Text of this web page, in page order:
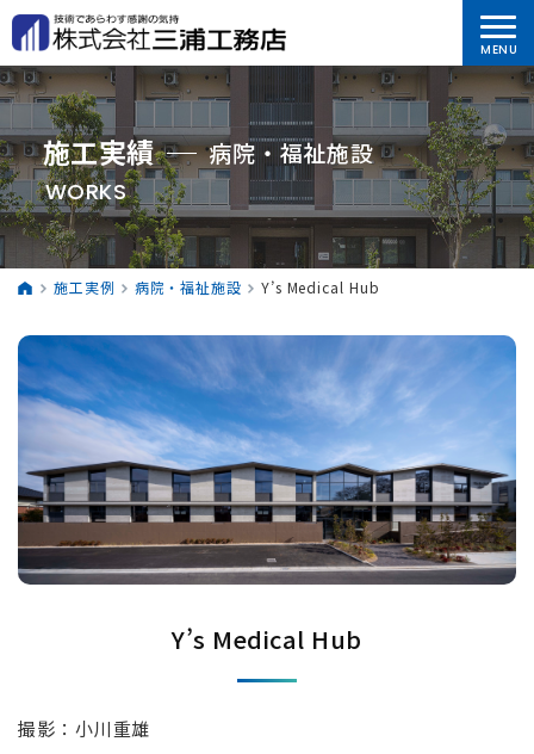
施工実績 病院・福祉施設
WORKS
施工実例 病院・福祉施設 Y’s Medical Hub
Y’s Medical Hub
撮影：小川重雄